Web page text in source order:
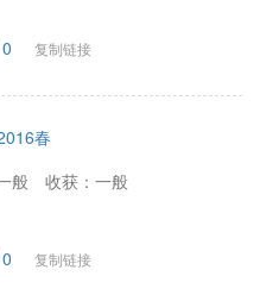
0 复制链接
春
般
收获：一般
0 复制链接